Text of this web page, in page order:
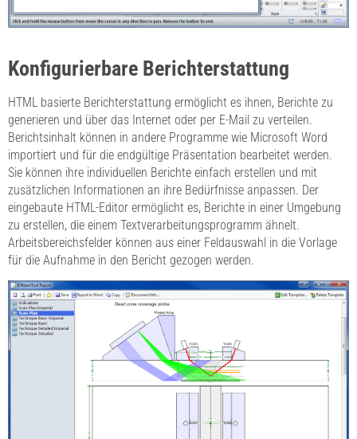
Konfigurierbare Berichterstattung
HTML basierte Berichterstattung ermöglicht es ihnen, Berichte zu
generieren und über das Internet oder per E-Mail zu verteilen.
Berichtsinhalt können in andere Programme wie Microsoft Word
importiert und für die endgültige Präsentation bearbeitet werden.
Sie können ihre individuellen Berichte einfach erstellen und mit
zusätzlichen Informationen an ihre Bedürfnisse anpassen. Der
eingebaute HTML-Editor ermöglicht es, Berichte in einer Umgebung
zu erstellen, die einem Textverarbeitungsprogramm ähnelt.
Arbeitsbereichsfelder können aus einer Feldauswahl in die Vorlage
für die Aufnahme in den Bericht gezogen werden.